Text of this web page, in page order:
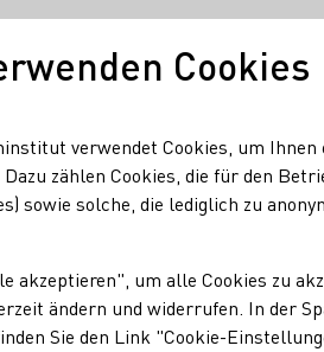
Cookies
verwendet Cookies, um
zählen Cookies, die für den
sowie solche, die lediglich zu
akzeptieren", um alle Cookies zu
ändern und widerrufen. In der
Sie den Link "Cookie-